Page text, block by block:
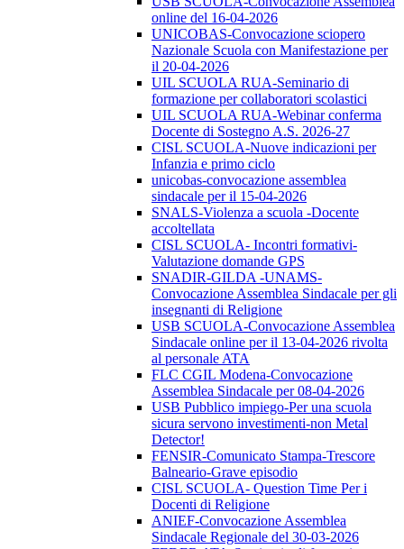
online del 16-04-2026
UNICOBAS-Convocazione sciopero
Nazionale Scuola con Manifestazione per
il 20-04-2026
UIL SCUOLA RUA-Seminario di
formazione per collaboratori scolastici
UIL SCUOLA RUA-Webinar conferma
Docente di Sostegno A.S. 2026-27
CISL SCUOLA-Nuove indicazioni per
Infanzia e primo ciclo
unicobas-convocazione assemblea
sindacale per il 15-04-2026
SNALS-Violenza a scuola -Docente
accoltellata
CISL SCUOLA- Incontri formativi-
Valutazione domande GPS
SNADIR-GILDA -UNAMS-
Convocazione Assemblea Sindacale per gli
insegnanti di Religione
USB SCUOLA-Convocazione Assemblea
Sindacale online per il 13-04-2026 rivolta
al personale ATA
FLC CGIL Modena-Convocazione
Assemblea Sindacale per 08-04-2026
USB Pubblico impiego-Per una scuola
sicura servono investimenti-non Metal
Detector!
FENSIR-Comunicato Stampa-Trescore
Balneario-Grave episodio
CISL SCUOLA- Question Time Per i
Docenti di Religione
ANIEF-Convocazione Assemblea
Sindacale Regionale del 30-03-2026